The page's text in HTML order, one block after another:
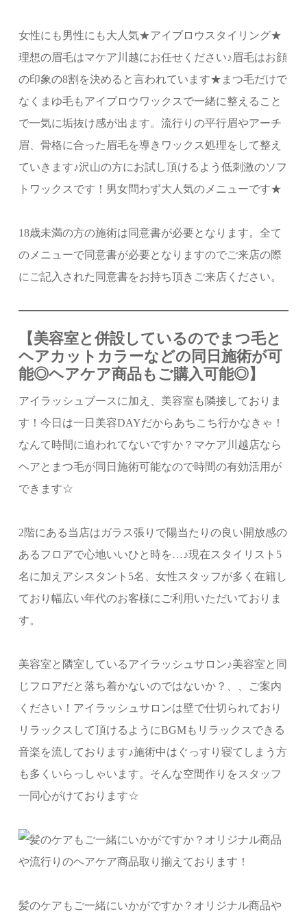
女性にも男性にも大人気★アイブロウスタイリング★
理想の眉毛はマケア川越にお任せください♪眉毛はお顔
の印象の8割を決めると言われています★まつ毛だけで
なくまゆ毛もアイブロウワックスで一緒に整えること
で一気に垢抜け感が出ます。流行りの平行眉やアーチ
眉、骨格に合った眉毛を導きワックス処理をして整え
ていきます♪沢山の方にお試し頂けるよう低刺激のソフ
トワックスです！男女問わず大人気のメニューです★
18歳未満の方の施術は同意書が必要となります。全て
のメニューで同意書が必要となりますのでご来店の際
にご記入された同意書をお持ち頂きご来店ください。
【美容室と併設しているのでまつ毛と
ヘアカットカラーなどの同日施術が可
能◎ヘアケア商品もご購入可能◎】
アイラッシュブースに加え、美容室も隣接しておりま
す！今日は一日美容DAYだからあちこち行かなきゃ！
なんて時間に追われてないですか？マケア川越店なら
ヘアとまつ毛が同日施術可能なので時間の有効活用が
できます☆
2階にある当店はガラス張りで陽当たりの良い開放感の
あるフロアで心地いいひと時を…♪現在スタイリスト5
名に加えアシスタント5名、女性スタッフが多く在籍し
ており幅広い年代のお客様にご利用いただいておりま
す。
美容室と隣室しているアイラッシュサロン♪美容室と同
じフロアだと落ち着かないのではないか？、、ご案内
ください！アイラッシュサロンは壁で仕切られており
リラックスして頂けるようにBGMもリラックスできる
音楽を流しております♪施術中はぐっすり寝てしまう方
も多くいらっしゃいます。そんな空間作りをスタッフ
一同心がけております☆
髪のケアもご一緒にいかがですか？オリジナル商品や